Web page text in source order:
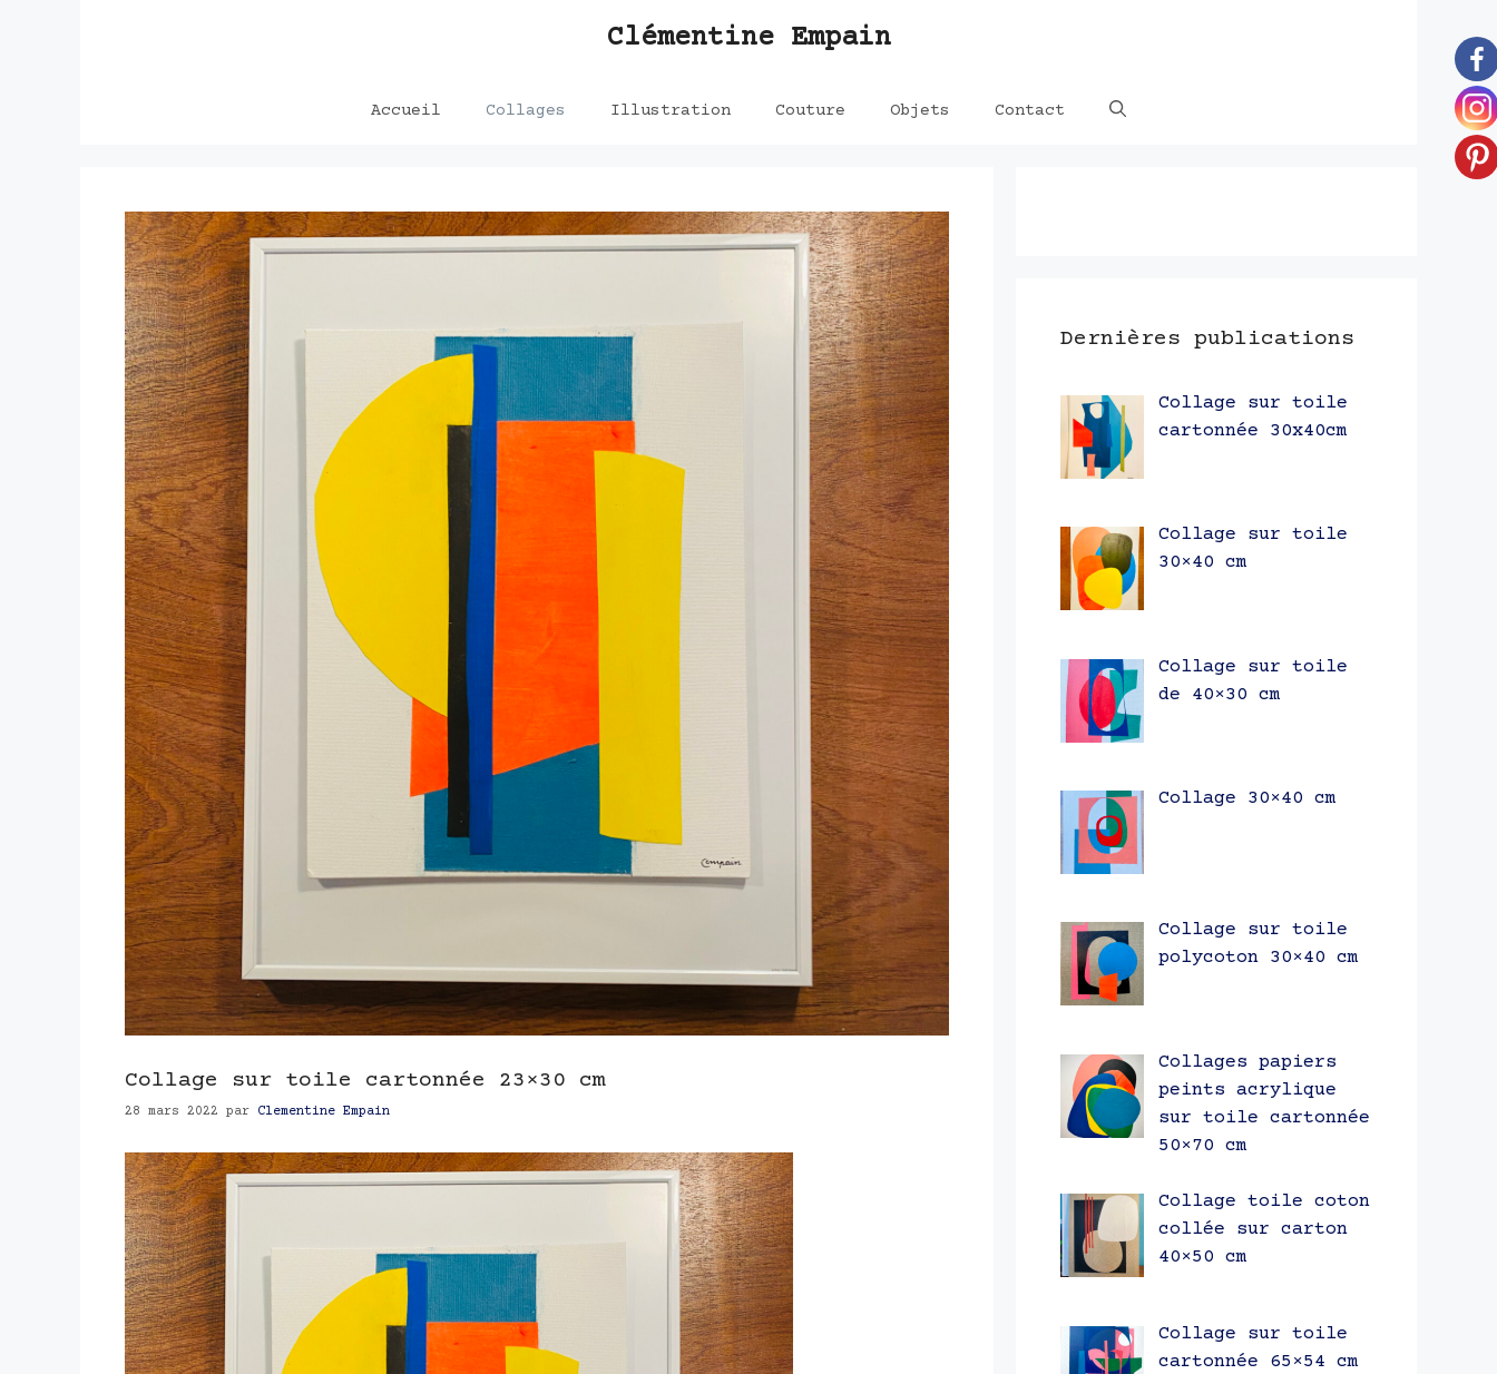
Clémentine Empain
Accueil Collages Illustration Couture Objets Contact
Collage sur toile cartonnée 23×30 cm
28 mars 2022 par Clementine Empain
Dernières publications
Collage sur toile
cartonnée 30x40cm
Collage sur toile
30×40 cm
Collage sur toile
de 40×30 cm
Collage 30×40 cm
Collage sur toile
polycoton 30×40 cm
Collages papiers
peints acrylique
sur toile cartonnée
50×70 cm
Collage toile coton
collée sur carton
40×50 cm
Collage sur toile
cartonnée 65×54 cm